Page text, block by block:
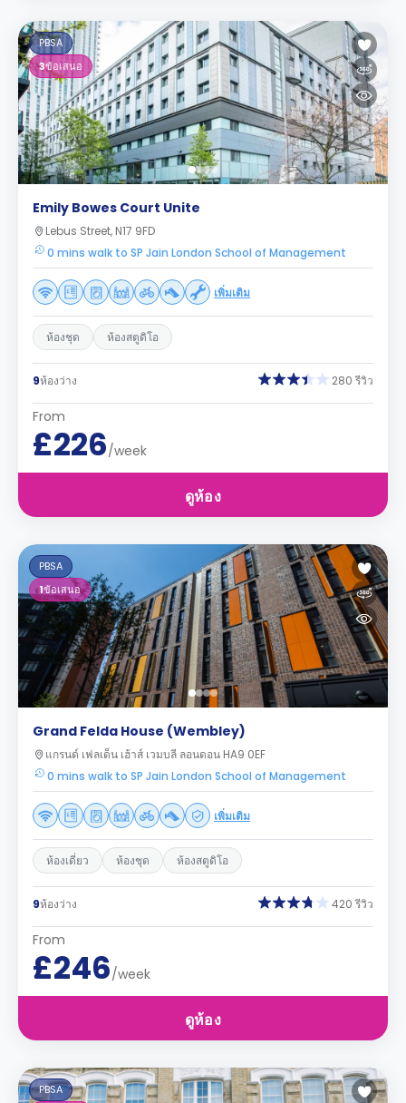
PBSA
3ข้อเสนอ
Emily Bowes Court Unite
Lebus Street, N17 9FD
0 mins walk to SP Jain London School of Management
เพิ่มเติม
ห้องชุด ห้องสตูดิโอ
9ห้องว่าง 280 รีวิว
From
£226/week
ดูห้อง
PBSA
1ข้อเสนอ
Grand Felda House (Wembley)
แกรนด์ เฟลเด็น เฮ้าส์ เวมบลี ลอนดอน HA9 0EF
0 mins walk to SP Jain London School of Management
เพิ่มเติม
ห้องเดี่ยว ห้องชุด ห้องสตูดิโอ
9ห้องว่าง 420 รีวิว
From
£246/week
ดูห้อง
PBSA